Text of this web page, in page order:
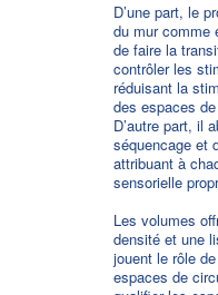
D’une part, le
du mur comme
de faire la
contrôler les
réduisant la
des espaces
D’autre part, il
séquencage et
attribuant à
sensorielle
Les volumes
densité et une
jouent le rôle
espaces de